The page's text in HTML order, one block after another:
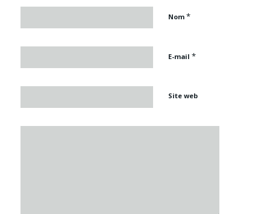
Nom *
E-mail *
Site web